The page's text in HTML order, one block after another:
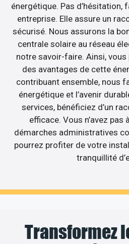
énergétique. Pas
entreprise. Elle assure un
sécurisé. Nous assurons la
centrale solaire au réseau
notre savoir-faire. Ainsi,
des avantages de cette
contribuant ensemble, nous
énergétique et l’avenir
services, bénéficiez d’un
efficace. Vous n’avez pas
démarches administratives
pourrez profiter de votre
tranquillité
Transformez